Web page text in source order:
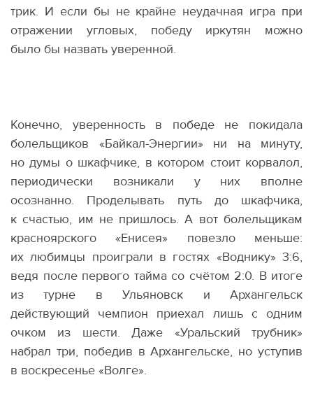
трик. И если бы не крайне неудачная игра при
отражении угловых, победу иркутян можно
было бы назвать уверенной.
Конечно, уверенность в победе не покидала
болельщиков
«Байкал-Энергии» ни на минуту,
но думы о шкафчике, в котором стоит корвалол,
периодически возникали у них вполне
осознанно. Проделывать путь до шкафчика,
к счастью, им не пришлось. А вот болельщикам
красноярского
«Енисея» повезло меньше:
их любимцы проиграли в гостях «Воднику» 3:6,
ведя после первого тайма со счётом 2:0. В итоге
из турне в Ульяновск и Архангельск
действующий чемпион приехал лишь с одним
очком из шести. Даже
«Уральский трубник»
набрал три, победив в Архангельске, но уступив
в воскресенье «Волге».